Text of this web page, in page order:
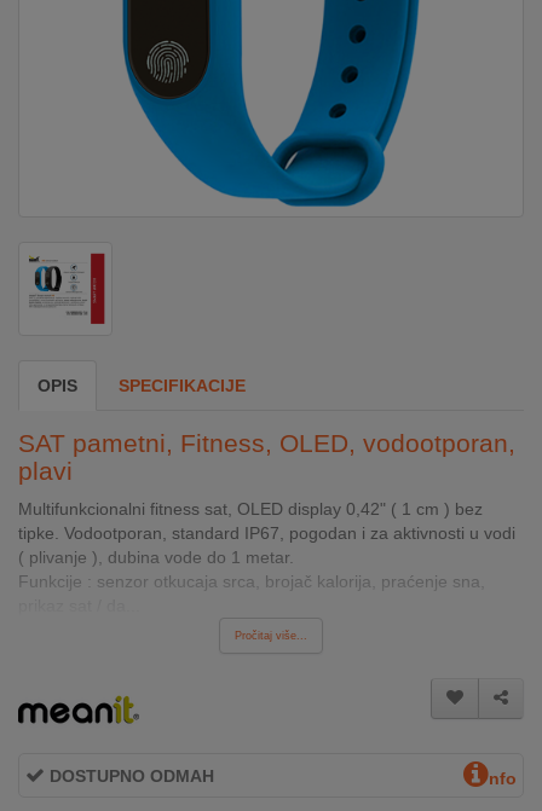
KLIMATIZACIJA
&
GAME
INTERNO
AKCIJE
BRENDOVI
OPIS SPECIFIKACIJE
SAT pametni, Fitness, OLED, vodootporan,
plavi
Multifunkcionalni fitness sat, OLED display 0,42" ( 1 cm ) bez
tipke. Vodootporan, standard IP67, pogodan i za aktivnosti u vodi
( plivanje ), dubina vode do 1 metar.
Funkcije : senzor otkucaja srca, brojač kalorija, praćenje sna,
Pročitaj više...
DOSTUPNO ODMAH nfo